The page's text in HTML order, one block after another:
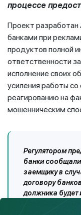
процессе
Проект разработан
банками при
продуктов полной
ответственности
исполнение своих
усиления работы
реагированию на
мошенническим
Регулятором
банки сообщали
заемщику в
договору
должника будет